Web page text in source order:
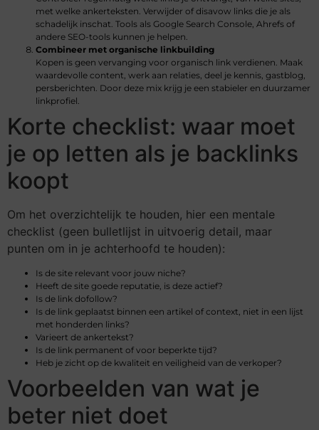
met welke ankerteksten. Verwijder of disavow links die je als
schadelijk inschat. Tools als Google Search Console, Ahrefs of
andere SEO-tools kunnen je helpen.
Combineer met organische linkbuilding
Kopen is geen vervanging voor organisch link verdienen. Maak
waardevolle content, werk aan relaties, deel je kennis, gastblog,
persberichten. Door deze mix krijg je een stabieler en duurzamer
linkprofiel.
Korte checklist: waar moet
je op letten als je backlinks
koopt
Om het overzichtelijk te houden, hier een mentale
checklist (geen bulletlijst in uitvoerig detail, maar
punten om in je achterhoofd te houden):
Is de site relevant voor jouw niche?
Heeft de site goede reputatie, is deze actief?
Is de link dofollow?
Is de link geplaatst binnen een artikel of context, niet in een lijst
met honderden links?
Varieert de ankertekst?
Is de link permanent of voor beperkte tijd?
Heb je zicht op de kwaliteit en veiligheid van de verkoper?
Voorbeelden van wat je
beter niet doet